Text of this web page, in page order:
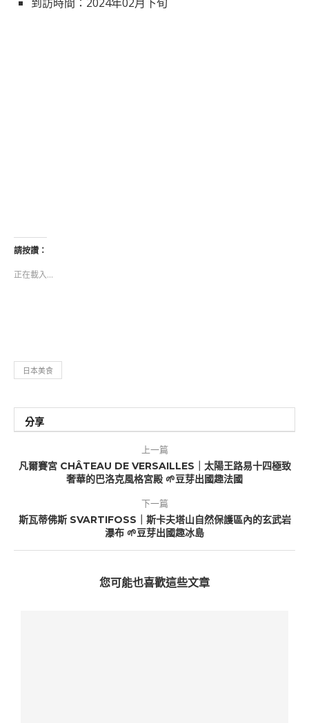
到訪時間：2024年02月下旬
請按讚：
正在載入...
日本美食
分享
上一篇
凡爾賽宮 CHÂTEAU DE VERSAILLES｜太陽王路易十四極致
奢華的巴洛克風格宮殿 🌱豆芽出國趣法國
下一篇
斯瓦蒂佛斯 SVARTIFOSS｜斯卡夫塔山自然保護區內的玄武岩
瀑布 🌱豆芽出國趣冰島
您可能也喜歡這些文章